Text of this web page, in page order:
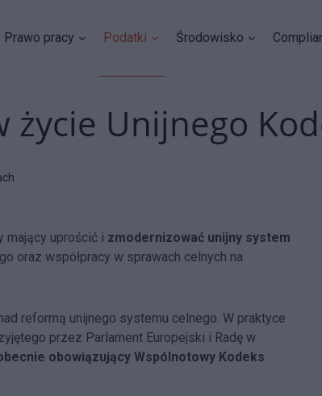
Prawo pracy Podatki Środowisko
życie Unijnego
mający uprościć i zmodernizować unijny system
oraz współpracy w sprawach celnych na
reformą unijnego systemu celnego. W praktyce
przez Parlament Europejski i Radę w
obowiązujący Wspólnotowy Kodeks